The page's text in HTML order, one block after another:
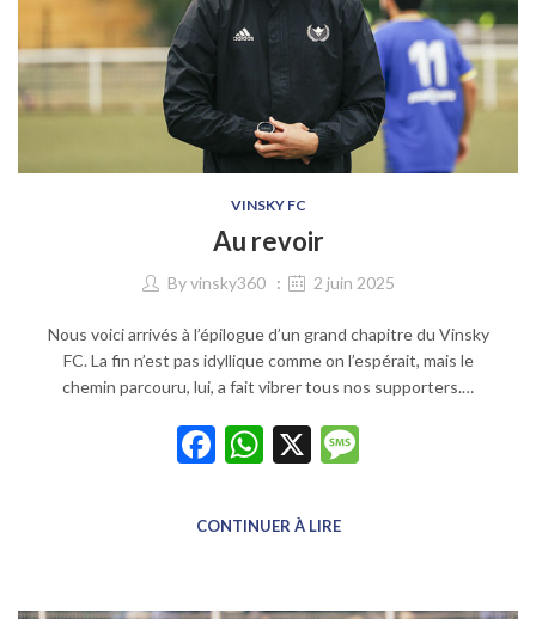
VINSKY FC
Au revoir
Byvinsky360 2 juin 2025
Nous voici arrivés à l’épilogue d’un grand chapitre du Vinsky
FC. La fin n’est pas idyllique comme on l’espérait, mais le
chemin parcouru, lui, a fait vibrer tous nos supporters.…
Facebook
WhatsApp
X
CONTINUER À LIRE